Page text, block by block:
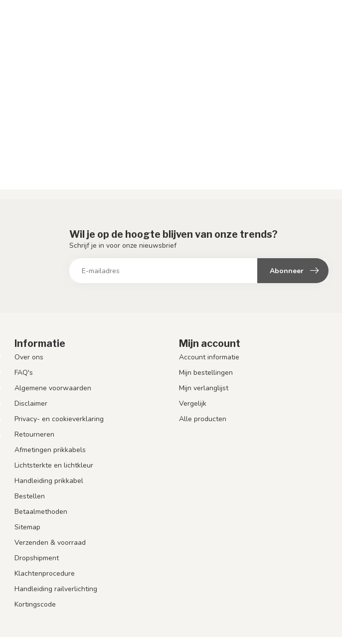
Wil je op de hoogte blijven van onze trends?
Schrijf je in voor onze nieuwsbrief
Abonneer
Informatie
Over ons
FAQ's
Algemene voorwaarden
Disclaimer
Privacy- en cookieverklaring
Retourneren
Afmetingen prikkabels
Lichtsterkte en lichtkleur
Handleiding prikkabel
Bestellen
Betaalmethoden
Sitemap
Verzenden & voorraad
Dropshipment
Klachtenprocedure
Handleiding railverlichting
Kortingscode
Mijn account
Account informatie
Mijn bestellingen
Mijn verlanglijst
Vergelijk
Alle producten